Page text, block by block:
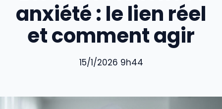
anxiété : le lien réel
et comment agir
15/1/2026 9h44